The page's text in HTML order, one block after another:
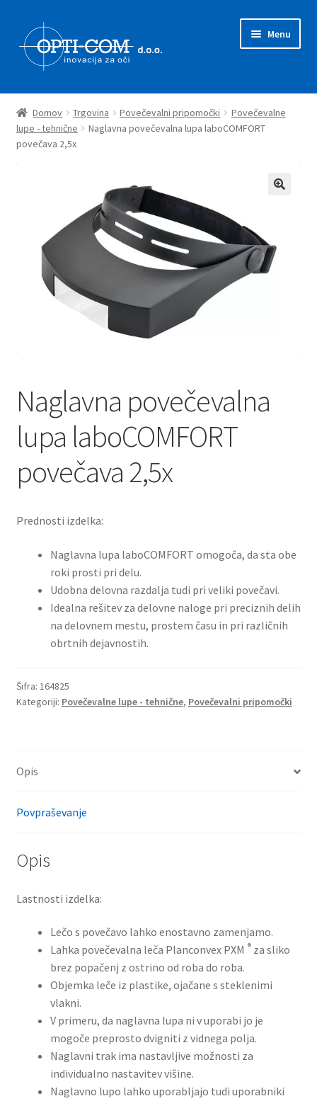
Skip
to
navigation
Skip
to
content
Menu
Prodajni program
Novice
Kontakt
Domov Trgovina Povečevalni pripomočki
Povečevalne
lupe - tehnične
Naglavna povečevalna lupa laboCOMFORT
povečava 2,5x
Naglavna povečevalna
lupa laboCOMFORT
povečava 2,5x
Prednosti izdelka:
Naglavna lupa laboCOMFORT omogoča, da sta obe
roki prosti pri delu.
Udobna delovna razdalja tudi pri veliki povečavi.
Idealna rešitev za delovne naloge pri preciznih delih
na delovnem mestu, prostem času in pri različnih
obrtnih dejavnostih.
Šifra: 164825
Kategoriji: Povečevalne lupe - tehnične, Povečevalni pripomočki
Opis
Povpraševanje
Opis
Lastnosti izdelka:
Lečo s povečavo lahko enostavno zamenjamo.
Lahka povečevalna leča Planconvex PXM ®za sliko
brez popačenj z ostrino od roba do roba.
Objemka leče iz plastike, ojačane s steklenimi
vlakni.
V primeru, da naglavna lupa ni v uporabi jo je
mogoče preprosto dvigniti z vidnega polja.
Naglavni trak ima nastavljive možnosti za
individualno nastavitev višine.
Naglavno lupo lahko uporabljajo tudi uporabniki